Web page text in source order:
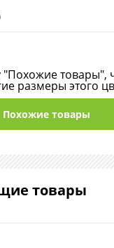
товары",
размеры этого
Похожие товары
товары